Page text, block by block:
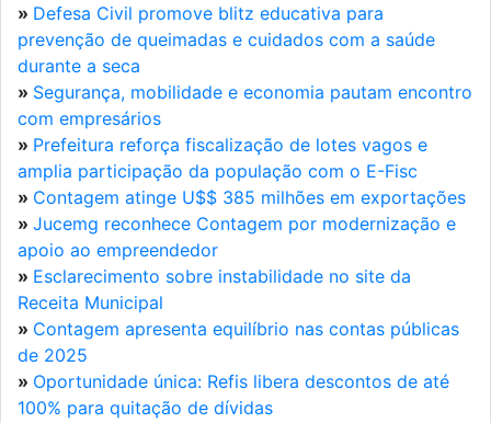
» Defesa Civil promove blitz educativa para
prevenção de queimadas e cuidados com a saúde
durante a seca
» Segurança, mobilidade e economia pautam encontro
com empresários
» Prefeitura reforça fiscalização de lotes vagos e
amplia participação da população com o E-Fisc
» Contagem atinge U$$ 385 milhões em exportações
» Jucemg reconhece Contagem por modernização e
apoio ao empreendedor
» Esclarecimento sobre instabilidade no site da
Receita Municipal
» Contagem apresenta equilíbrio nas contas públicas
de 2025
» Oportunidade única: Refis libera descontos de até
100% para quitação de dívidas